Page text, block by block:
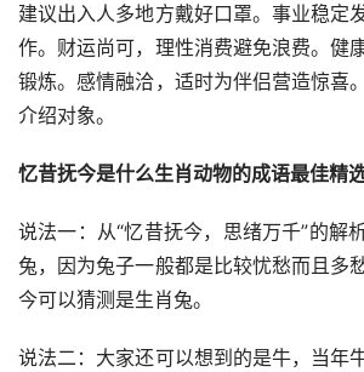
建议出入人多地方戴好口罩。事业稳定
作。财运尚可，理性消费避免浪费。健
锻炼。感情融洽，适时为伴侣营造惊喜
介绍对象。
忆昔抚今是什么生肖动物的成语最佳精
说法一：从“忆昔抚今，思绪万千”的解
兔，因为兔子一般都是比较忧愁而且多
今可以猜测是生肖兔。
说法二：大家还可以想到的是牛，当年